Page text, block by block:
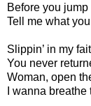
Before you jump
Tell me what
Slippin’ in my
You never
Woman, open
I wanna